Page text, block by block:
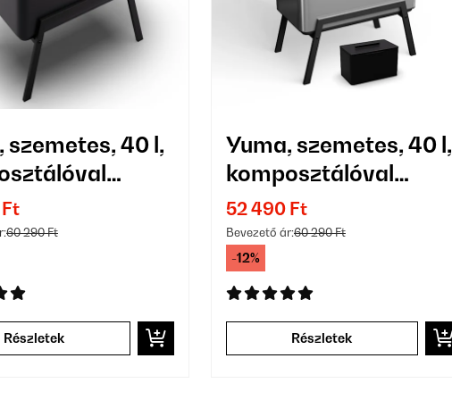
szemetes, 40 l,
60 290 Ft
Részletek
Yuma, szemetes, 40 l,
komposztálóval
együtt
52 490 Ft
Bevezető ár:60 290 Ft
-12%
Részletek